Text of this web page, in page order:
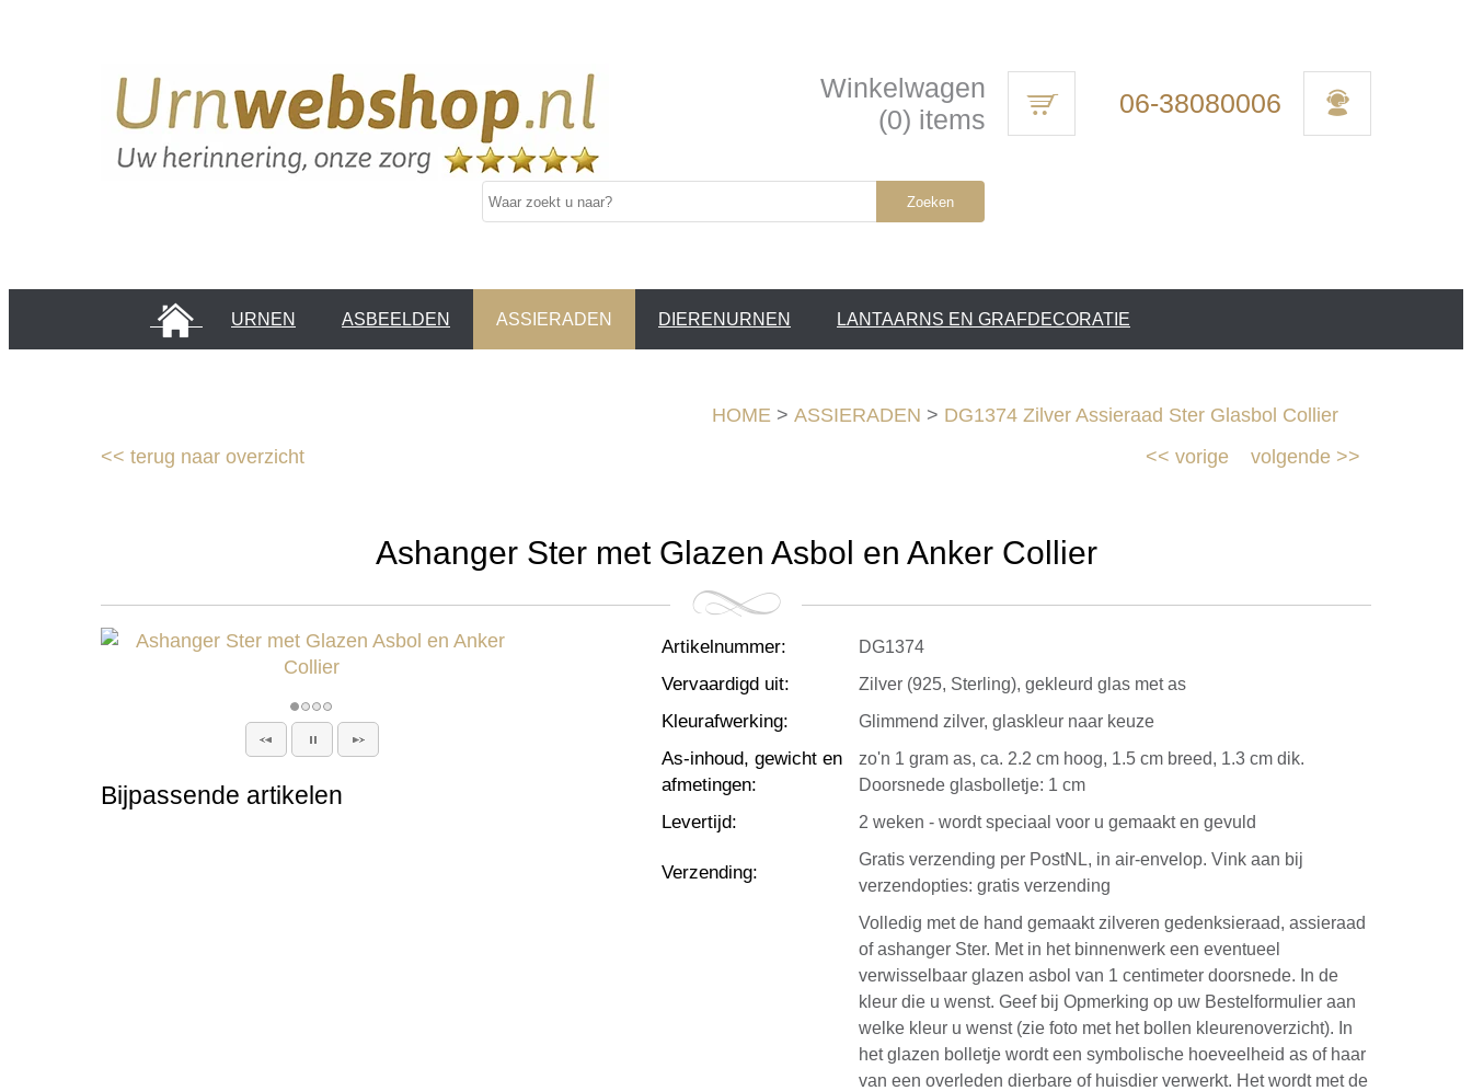
Winkelwagen
(0) items
06-38080006
Zoeken
HOME URNEN ASBEELDEN ASSIERADEN DIERENURNEN LANTAARNS EN GRAFDECORATIE
HOME > ASSIERADEN > DG1374 Zilver Assieraad Ster Glasbol Collier
<< terug naar overzicht volgende >>
<< vorige
Ashanger Ster met Glazen Asbol en Anker Collier
Artikelnummer: DG1374
Vervaardigd uit: Zilver (925, Sterling), gekleurd glas met as
Kleurafwerking: Glimmend zilver, glaskleur naar keuze
As-inhoud, gewicht en
afmetingen:
zo'n 1 gram as, ca. 2.2 cm hoog, 1.5 cm breed, 1.3 cm dik.
Doorsnede glasbolletje: 1 cm
Levertijd: 2 weken - wordt speciaal voor u gemaakt en gevuld
Verzending:
Gratis verzending per PostNL, in air-envelop. Vink aan bij
verzendopties: gratis verzending
Volledig met de hand gemaakt zilveren gedenksieraad, assieraad
of ashanger Ster. Met in het binnenwerk een eventueel
verwisselbaar glazen asbol van 1 centimeter doorsnede. In de
kleur die u wenst. Geef bij Opmerking op uw Bestelformulier aan
welke kleur u wenst (zie foto met het bollen kleurenoverzicht). In
het glazen bolletje wordt een symbolische hoeveelheid as of haar
van een overleden dierbare of huisdier verwerkt. Het wordt met de
Bijpassende artikelen